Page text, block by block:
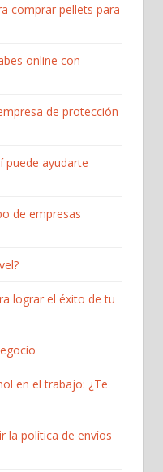
comprar pellets para
online con
de protección
puede ayudarte
de empresas
lograr el éxito de tu
en el trabajo: ¿Te
la política de envíos